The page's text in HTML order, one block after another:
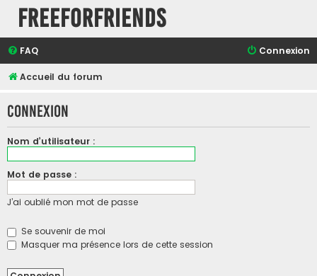
FreeForFriends
FAQ Connexion
Accueil du forum
Connexion
Nom d’utilisateur :
Mot de passe :
J’ai oublié mon mot de passe
Se souvenir de moi
Masquer ma présence lors de cette session